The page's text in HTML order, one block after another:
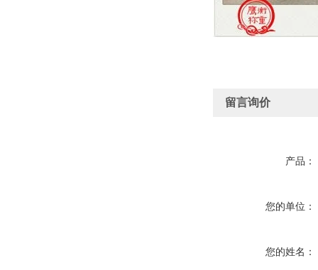
留言询价
产品：
您的单位：
您的姓名：